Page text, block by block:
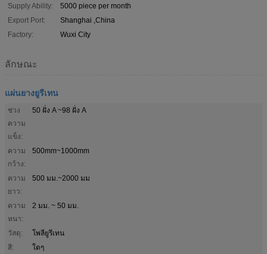
Supply Ability:
5000 piece per month
Export Port:
Shanghai ,China
Factory:
Wuxi City
ลักษณะ
แผ่นยางยูรีเทน
ช่วง
ความ
แข็ง:
50 ฝั่ง A ~98 ฝั่ง A
ความ
กว้าง:
500mm~1000mm
ความ
ยาว:
500 มม.~2000 มม
ความ
หนา:
2 มม. ~ 50 มม.
วัสดุ:
โพลียูรีเทน
สี:
ใดๆ